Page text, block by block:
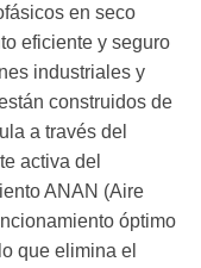
en seco
eficiente y seguro
industriales y
construidos de
a través del
activa del
ANAN (Aire
óptimo
que elimina el